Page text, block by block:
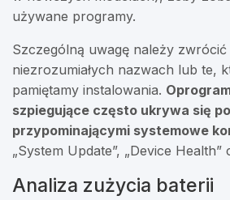
używane programy.
Szczególną uwagę należy zwrócić
niezrozumiałych nazwach lub te,
pamiętamy instalowania.
szpiegujące często ukrywa się
przypominającymi systemowe
„System Update”, „Device
Analiza zużycia baterii